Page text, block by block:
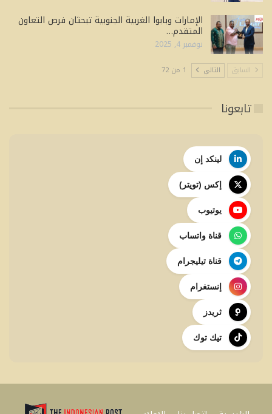
الإمارات وبابوا الغربية الجنوبية تبحثان فرص التعاون
المتقدم…
نوفمبر 4, 2025
السابق التالي 1 من 72
تابعونا
لينكد إن
إكس (تويتر)
يوتيوب
قناة واتساب
قناة تيليجرام
إنستغرام
ثريدز
تيك توك